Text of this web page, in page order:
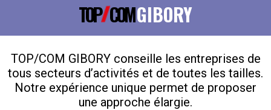
TOP COMGIBORY
TOP/COM GIBORY conseille les entreprises de
tous secteurs d’activités et de toutes les tailles.
Notre expérience unique permet de proposer
une approche élargie.